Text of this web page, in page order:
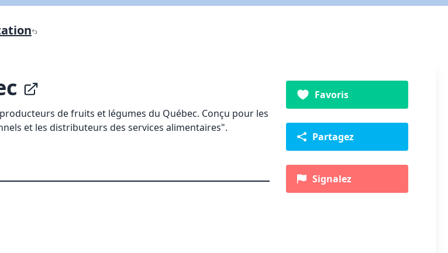
de fruits et légumes du Québec. Conçu pour les
et les distributeurs des services alimentaires".
Favoris
Partagez
Signalez